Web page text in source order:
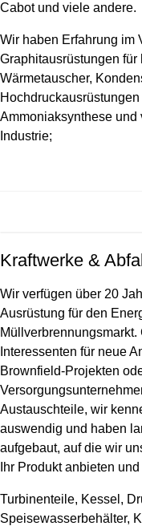
Cabot und viele andere.
Wir haben Erfahrung im
Graphitausrüstungen
Wärmetauscher,
Ammoniaksynthese und
Industrie;
Kraftwerke &
Wir verfügen über 20
Ausrüstung für den
Interessenten für neue
Brownfield-Projekten
Austauschteile, wir
auswendig und haben
aufgebaut, auf die wir
Ihr Produkt anbieten
Turbinenteile, Kessel,
Speisewasserbehälter,